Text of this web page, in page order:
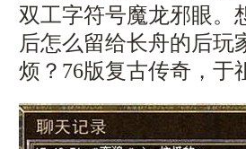
双工字符号魔龙邪眼。
后怎么留给长舟的后玩
烦？76版复古传奇，于